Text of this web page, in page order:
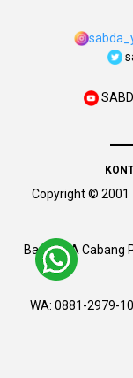
Copyright© 2001
Bank BCA Cabang
WA: 0881-2979-